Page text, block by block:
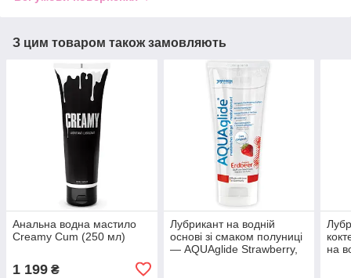
З цим товаром також замовляють
Анальна водна мастило
Creamy Cum (250 мл)
1 199 ₴
Лубрикант на водній
основі зі смаком полуниці
— AQUAglide Strawberry,
на